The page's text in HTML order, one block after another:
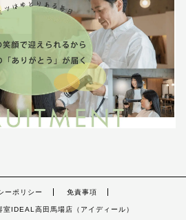
ーポリシー 免責事項
IDEAL高田馬場店（アイディール）